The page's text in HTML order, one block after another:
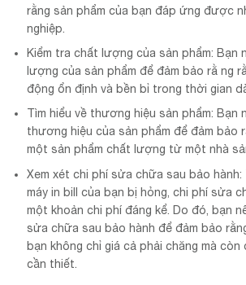
rằng sản phẩm của bạn đáp ứng được
nghiệp.
Kiểm tra chất lượng của sản phẩm: Bạn
lượng của sản phẩm để đảm bảo rằ ng
động ổn định và bền bỉ trong thời gian
Tìm hiểu về thương hiệu sản phẩm: Bạn
thương hiệu của sản phẩm để đảm bảo
một sản phẩm chất lượng từ một nhà
Xem xét chi phí sửa chữa sau bảo
máy in bill của bạn bị hỏng, chi phí sửa
một khoản chi phí đáng kể. Do đó, bạn
sửa chữa sau bảo hành để đảm bảo
bạn không chỉ giá cả phải chăng mà
cần thiết.